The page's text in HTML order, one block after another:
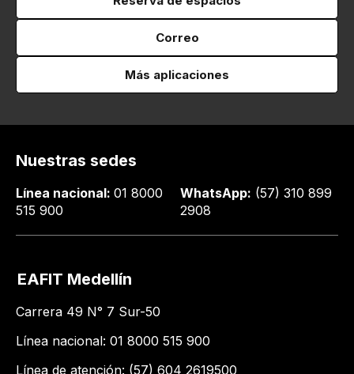
Correo
Más aplicaciones
Nuestras sedes
Línea nacional: 01 8000
515 900
WhatsApp: (57) 310 899
2908
EAFIT Medellín
Carrera 49 N° 7 Sur-50
Línea nacional: 01 8000 515 900
Línea de atención: (57) 604 2619500